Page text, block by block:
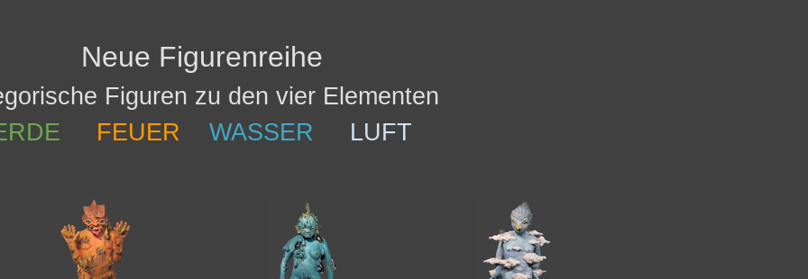
Neue Figurenreihe
Figuren zu den vier Elementen
FEUER WASSER LUFT